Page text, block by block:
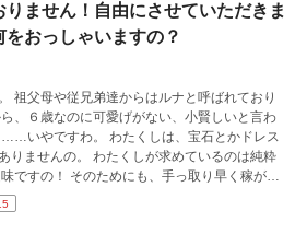
ません！自由にさせていただきま
おっしゃいますの？
祖父母や従兄弟達からはルナと呼ばれており
、６歳なのに可愛げがない、小賢しいと言わ
りませんの。 わたくしが求めているのは純粋
ですの！ そのためにも、手っ取り早く稼がせ